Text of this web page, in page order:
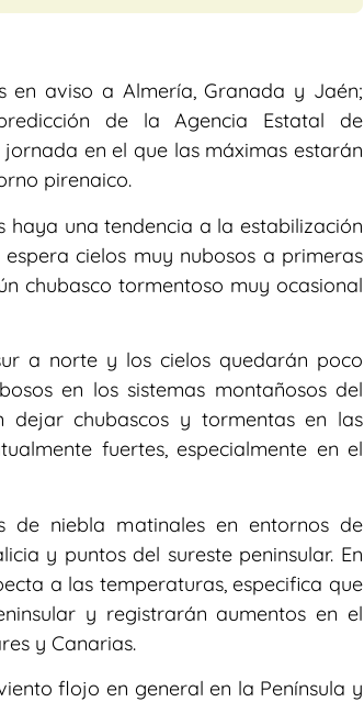
en aviso a Almería, Granada y Jaén;
de la Agencia Estatal de
en el que las máximas estarán
pirenaico.
haya una tendencia a la estabilización
cielos muy nubosos a primeras
chubasco tormentoso muy ocasional
a norte y los cielos quedarán poco
en los sistemas montañosos del
dejar chubascos y tormentas en las
fuertes, especialmente en el
de niebla matinales en entornos de
y puntos del sureste peninsular. En
a las temperaturas, especifica que
y registrarán aumentos en el
y Canarias.
flojo en general en la Península y